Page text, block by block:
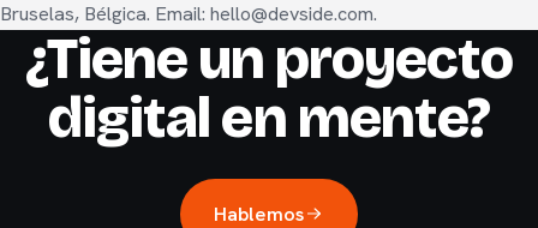
Bruselas, Bélgica. Email: hello@devside.com.
¿Tiene un proyecto
digital en mente?
Hablemos